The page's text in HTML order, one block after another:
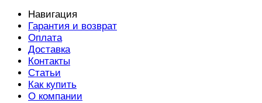
Навигация
Гарантия и возврат
Оплата
Доставка
Контакты
Статьи
Как купить
О компании